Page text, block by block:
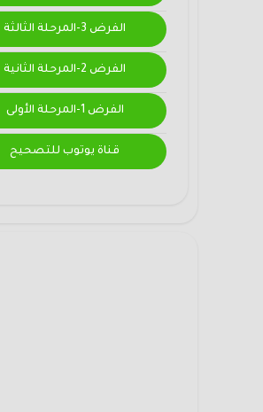
الفرض 3-المرحلة الثالثة
الفرض 2-المرحلة الثانية
الفرض 1-المرحلة الأولى
قناة يوتوب للتصحيح